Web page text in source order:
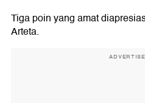
Tiga poin yang amat
Arteta.